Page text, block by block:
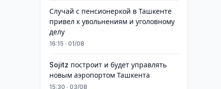
Случай с пенсионеркой в Ташкенте
привел к увольнениям и уголовному
делу
16:15 · 01/08
Sojitz построит и будет управлять
новым аэропортом Ташкента
15:30 · 03/08